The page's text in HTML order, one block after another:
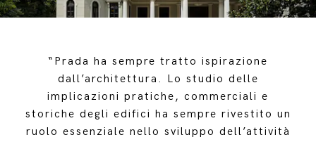
“Prada ha sempre tratto ispirazione
dall’architettura. Lo studio delle
implicazioni pratiche, commerciali e
storiche degli edifici ha sempre rivestito un
ruolo essenziale nello sviluppo dell’attività